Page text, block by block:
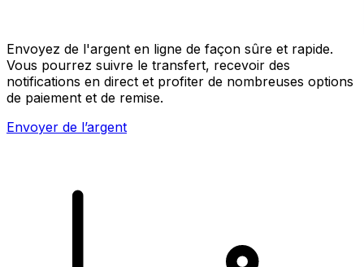
Envoyez de l'argent en ligne de façon sûre et rapide.
Vous pourrez suivre le transfert, recevoir des
notifications en direct et profiter de nombreuses options
de paiement et de remise.
Envoyer de l’argent